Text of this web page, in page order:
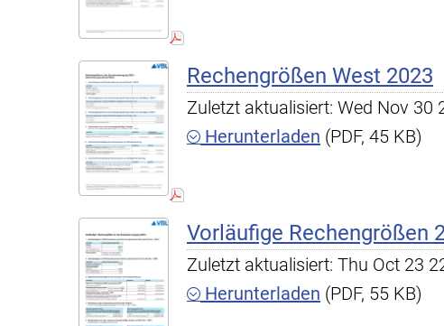
Rechengrößen West 2023
Zuletzt aktualisiert: Wed Nov 30
Herunterladen (PDF, 45 KB)
Vorläufige Rechengrößen
Zuletzt aktualisiert: Thu Oct 23
Herunterladen (PDF, 55 KB)